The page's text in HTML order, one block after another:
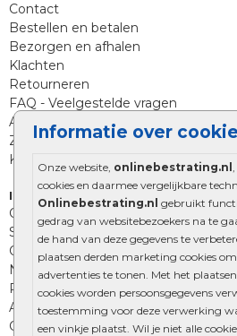
Informatie over
Onze website, onlinebestrating.nl
cookies en daarmee vergelijkbare
Onlinebestrating.nl gebruikt
gedrag van websitebezoekers na te
de hand van deze gegevens te
plaatsen derden marketing cookies
advertenties te tonen. Met het
cookies worden persoonsgegevens
toestemming voor deze verwerking
een vinkje plaatst. Wil je niet alle
Contact
Bestellen en betalen
Bezorgen en afhalen
Klachten
Retourneren
FAQ - Veelgestelde vragen
Aanleg tips sierbestrating
Zoekt u iets anders?
Klantenservice
Informatie
Over Onlinebestrating.nl
Showroom
Onze online tuinwinkels
Nuttige informatie
Privacy Policy
Algemene voorwaarden
Cookies beleid